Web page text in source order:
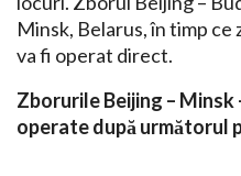
Minsk, Belarus, în timp
va fi operat direct.
Zborurile Beijing – Minsk
operate după următorul